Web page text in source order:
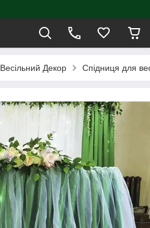
Весільний Декор Спідниця для